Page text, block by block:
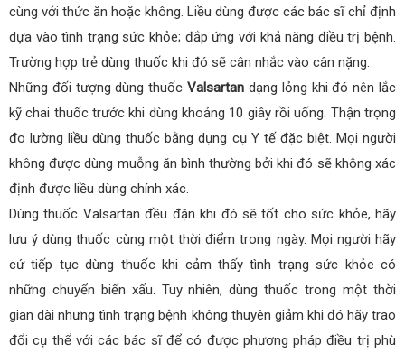
cùng với thức ăn hoặc không. Liều dùng được các bác sĩ chỉ định
dựa vào tình trạng sức khỏe; đắp ứng với khả năng điều trị bệnh.
Trường hợp trẻ dùng thuốc khi đó sẽ cân nhắc vào cân nặng.
Những đối tượng dùng thuốcValsartan dạng lỏng khi đó nên lắc
kỹ chai thuốc trước khi dùng khoảng 10 giây rồi uống. Thận trọng
đo lường liều dùng thuốc bằng dụng cụ Y tế đặc biệt. Mọi người
không được dùng muỗng ăn bình thường bởi khi đó sẽ không xác
định được liều dùng chính xác.
Dùng thuốc Valsartan đều đặn khi đó sẽ tốt cho sức khỏe, hãy
lưu ý dùng thuốc cùng một thời điểm trong ngày. Mọi người hãy
cứ tiếp tục dùng thuốc khi cảm thấy tình trạng sức khỏe có
những chuyển biến xấu. Tuy nhiên, dùng thuốc trong một thời
gian dài nhưng tình trạng bệnh không thuyên giảm khi đó hãy trao
đổi cụ thể với các bác sĩ để có được phương pháp điều trị phù